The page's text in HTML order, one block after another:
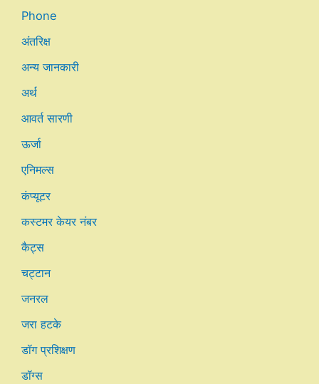
Phone
अंतरिक्ष
अन्य जानकारी
अर्थ
आवर्त सारणी
ऊर्जा
एनिमल्स
कंप्यूटर
कस्टमर केयर नंबर
कैट्स
चट्टान
जनरल
जरा हटके
डॉग प्रशिक्षण
डॉग्स